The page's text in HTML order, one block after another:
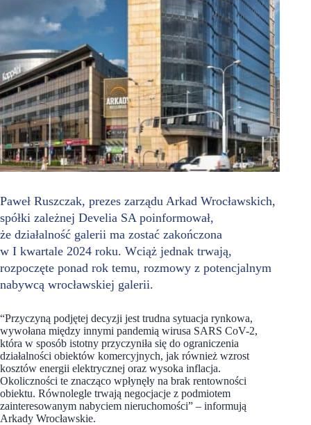
Paweł Ruszczak, prezes zarządu Arkad Wrocławskich,
spółki zależnej Develia SA poinformował,
że działalność galerii ma zostać zakończona
w I kwartale 2024 roku. Wciąż jednak trwają,
rozpoczęte ponad rok temu, rozmowy z potencjalnym
nabywcą wrocławskiej galerii.
“Przyczyną podjętej decyzji jest trudna sytuacja rynkowa,
wywołana między innymi pandemią wirusa SARS CoV-2,
która w sposób istotny przyczyniła się do ograniczenia
działalności obiektów komercyjnych, jak również wzrost
kosztów energii elektrycznej oraz wysoka inflacja.
Okoliczności te znacząco wpłynęły na brak rentowności
obiektu. Równolegle trwają negocjacje z podmiotem
zainteresowanym nabyciem nieruchomości” – informują
Arkady Wrocławskie.